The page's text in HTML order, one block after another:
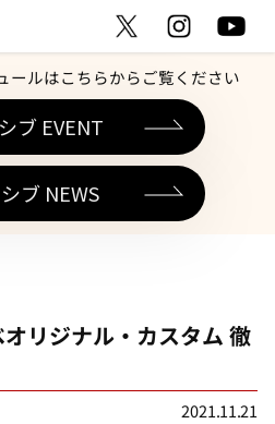
ールはこちらからご覧ください
ブ EVENT
ブ NEWS
リジナル・カスタム 徹
2021.11.21